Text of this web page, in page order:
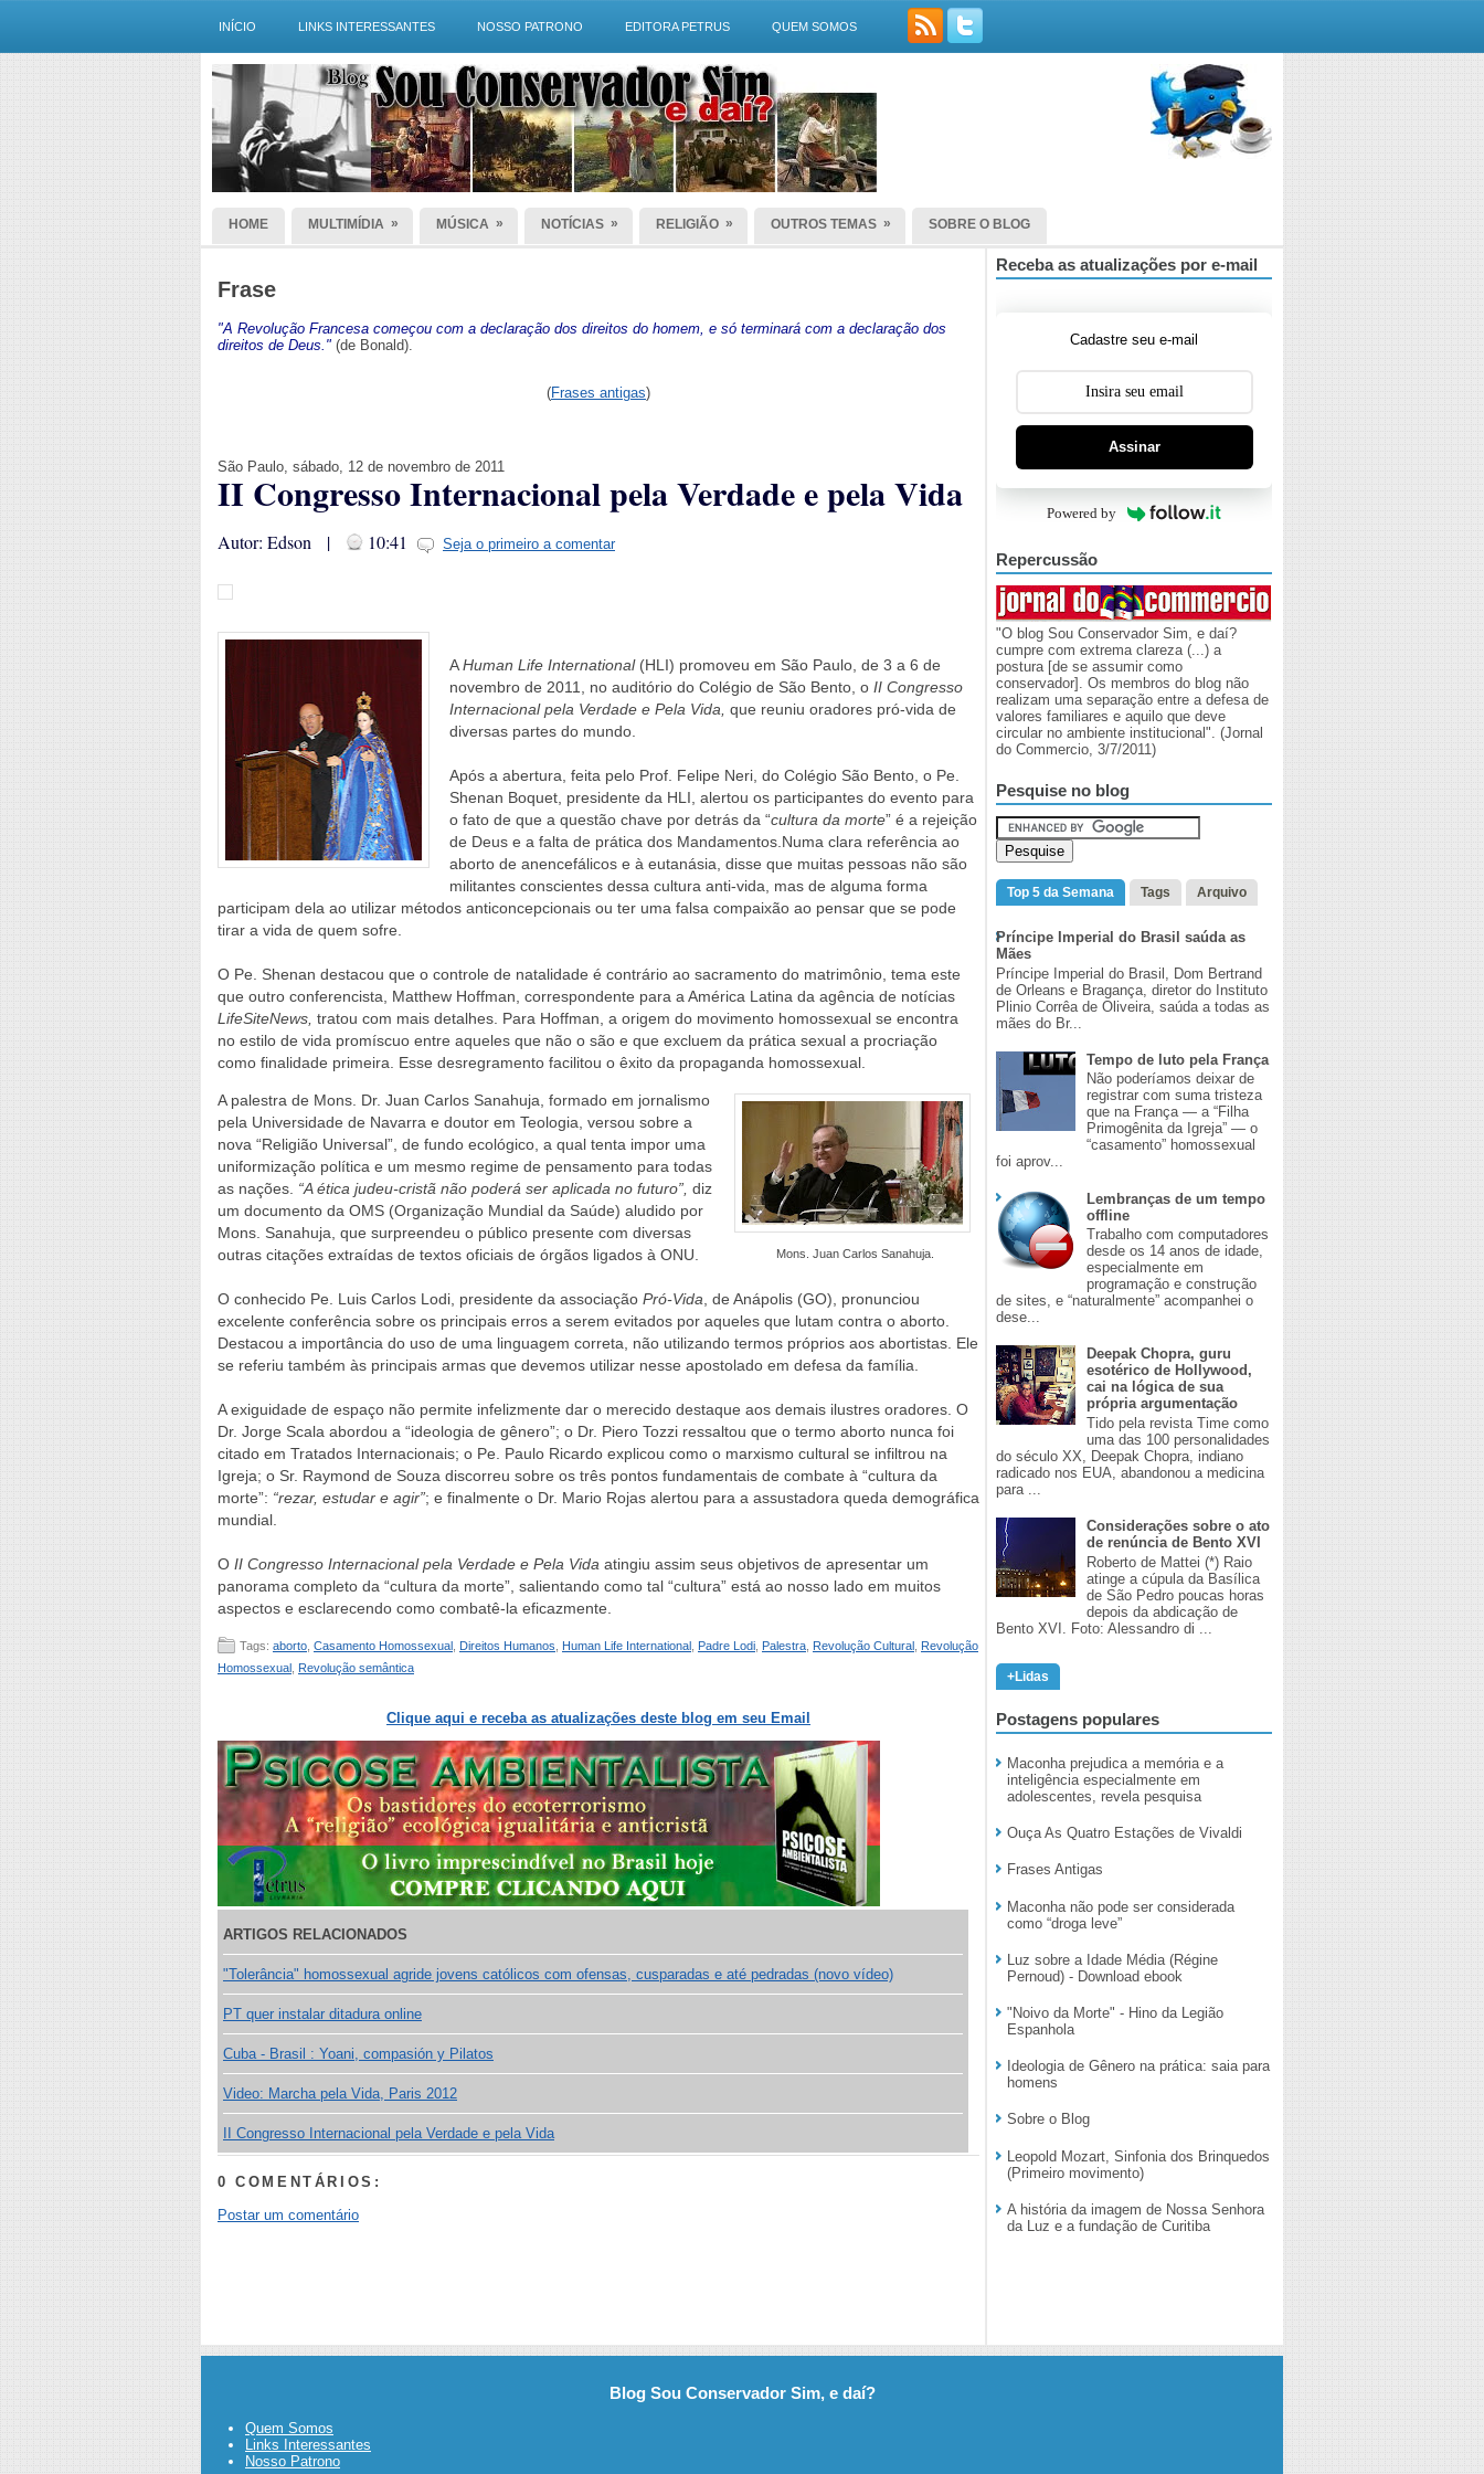
INÍCIO LINKS INTERESSANTES NOSSO PATRONO EDITORA PETRUS QUEM SOMOS
HOME MULTIMÍDIA » MÚSICA » NOTÍCIAS » RELIGIÃO » OUTROS TEMAS » SOBRE O BLOG
Frase
"A Revolução Francesa começou com a declaração dos direitos do homem, e só terminará com a declaração dos
direitos de Deus." (de Bonald).
(Frases antigas)
São Paulo, sábado, 12 de novembro de 2011
II Congresso Internacional pela Verdade e pela Vida
Autor: Edson | 10:41 Seja o primeiro a comentar
AHuman Life International (HLI) promoveu em São Paulo, de 3 a 6 de
novembro de 2011, no auditório do Colégio de São Bento, o II Congresso
Internacional pela Verdade e Pela Vida, que reuniu oradores pró-vida de
diversas partes do mundo.
Após a abertura, feita pelo Prof. Felipe Neri, do Colégio São Bento, o Pe.
Shenan Boquet, presidente da HLI, alertou os participantes do evento para
o fato de que a questão chave por detrás da “cultura da morte” é a rejeição
de Deus e a falta de prática dos Mandamentos.Numa clara referência ao
aborto de anencefálicos e à eutanásia, disse que muitas pessoas não são
militantes conscientes dessa cultura anti-vida, mas de alguma forma
participam dela ao utilizar métodos anticoncepcionais ou ter uma falsa compaixão ao pensar que se pode
tirar a vida de quem sofre.
O Pe. Shenan destacou que o controle de natalidade é contrário ao sacramento do matrimônio, tema este
que outro conferencista, Matthew Hoffman, correspondente para a América Latina da agência de notícias
LifeSiteNews, tratou com mais detalhes. Para Hoffman, a origem do movimento homossexual se encontra
no estilo de vida promíscuo entre aqueles que não o são e que excluem da prática sexual a procriação
como finalidade primeira. Esse desregramento facilitou o êxito da propaganda homossexual.
Mons. Juan Carlos Sanahuja.
A palestra de Mons. Dr. Juan Carlos Sanahuja, formado em jornalismo
pela Universidade de Navarra e doutor em Teologia, versou sobre a
nova “Religião Universal”, de fundo ecológico, a qual tenta impor uma
uniformização política e um mesmo regime de pensamento para todas
as nações. “A ética judeu-cristã não poderá ser aplicada no futuro”, diz
um documento da OMS (Organização Mundial da Saúde) aludido por
Mons. Sanahuja, que surpreendeu o público presente com diversas
outras citações extraídas de textos oficiais de órgãos ligados à ONU.
O conhecido Pe. Luis Carlos Lodi, presidente da associação Pró-Vida, de Anápolis (GO), pronunciou
excelente conferência sobre os principais erros a serem evitados por aqueles que lutam contra o aborto.
Destacou a importância do uso de uma linguagem correta, não utilizando termos próprios aos abortistas. Ele
se referiu também às principais armas que devemos utilizar nesse apostolado em defesa da família.
A exiguidade de espaço não permite infelizmente dar o merecido destaque aos demais ilustres oradores. O
Dr. Jorge Scala abordou a “ideologia de gênero”; o Dr. Piero Tozzi ressaltou que o termo aborto nunca foi
citado em Tratados Internacionais; o Pe. Paulo Ricardo explicou como o marxismo cultural se infiltrou na
Igreja; o Sr. Raymond de Souza discorreu sobre os três pontos fundamentais de combate à “cultura da
morte”: “rezar, estudar e agir”; e finalmente o Dr. Mario Rojas alertou para a assustadora queda demográfica
mundial.
O II Congresso Internacional pela Verdade e Pela Vida atingiu assim seus objetivos de apresentar um
panorama completo da “cultura da morte”, salientando como tal “cultura” está ao nosso lado em muitos
aspectos e esclarecendo como combatê-la eficazmente.
Tags: aborto Casamento Homossexual Direitos Humanos Human Life International Padre Lodi Palestra Revolução Cultural
Revolução
Homossexual
Revolução semântica
Clique aqui e receba as atualizações deste blog em seu Email
ARTIGOS RELACIONADOS
"Tolerância" homossexual agride jovens católicos com ofensas, cusparadas e até pedradas (novo vídeo)
PT quer instalar ditadura online
Cuba - Brasil : Yoani, compasión y Pilatos
Video: Marcha pela Vida, Paris 2012
II Congresso Internacional pela Verdade e pela Vida
0 COMENTÁRIOS:
Postar um comentário
Receba as atualizações por e-mail
Cadastre seu e-mail
Assinar
Powered by
Repercussão
"O blog Sou Conservador Sim, e daí?
cumpre com extrema clareza (...) a
postura [de se assumir como
conservador]. Os membros do blog não
realizam uma separação entre a defesa de
valores familiares e aquilo que deve
circular no ambiente institucional". (Jornal
do Commercio, 3/7/2011)
Pesquise no blog
Top 5 da Semana Tags Arquivo
Príncipe Imperial do Brasil saúda as
Mães
Príncipe Imperial do Brasil, Dom Bertrand
de Orleans e Bragança, diretor do Instituto
Plinio Corrêa de Oliveira, saúda a todas as
mães do Br...
Tempo de luto pela França
Não poderíamos deixar de
registrar com suma tristeza
que na França — a “Filha
Primogênita da Igreja” — o
“casamento” homossexual
foi aprov...
Lembranças de um tempo
offline
Trabalho com computadores
desde os 14 anos de idade,
especialmente em
programação e construção
de sites, e “naturalmente” acompanhei o
dese...
Deepak Chopra, guru
esotérico de Hollywood,
cai na lógica de sua
própria argumentação
Tido pela revista Time como
uma das 100 personalidades
do século XX, Deepak Chopra, indiano
radicado nos EUA, abandonou a medicina
para ...
Considerações sobre o ato
de renúncia de Bento XVI
Roberto de Mattei (*) Raio
atinge a cúpula da Basílica
de São Pedro poucas horas
depois da abdicação de
Bento XVI. Foto: Alessandro di ...
+Lidas
Postagens populares
Maconha prejudica a memória e a
inteligência especialmente em
adolescentes, revela pesquisa
Ouça As Quatro Estações de Vivaldi
Frases Antigas
Maconha não pode ser considerada
como “droga leve”
Luz sobre a Idade Média (Régine
Pernoud) - Download ebook
"Noivo da Morte" - Hino da Legião
Espanhola
Ideologia de Gênero na prática: saia para
homens
Sobre o Blog
Leopold Mozart, Sinfonia dos Brinquedos
(Primeiro movimento)
A história da imagem de Nossa Senhora
da Luz e a fundação de Curitiba
Blog Sou Conservador Sim, e daí?
Quem Somos
Links Interessantes
Nosso Patrono